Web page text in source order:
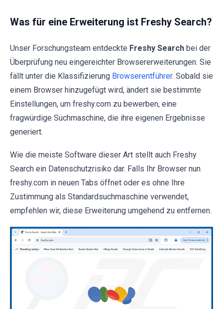
Was für eine Erweiterung ist Freshy Search?
Unser Forschungsteam entdeckte Freshy Search bei der
Überprüfung neu eingereichter Browsererweiterungen. Sie
fällt unter die Klassifizierung Browserentführer. Sobald sie
einem Browser hinzugefügt wird, ändert sie bestimmte
Einstellungen, um freshy.com zu bewerben, eine
fragwürdige Suchmaschine, die ihre eigenen Ergebnisse
generiert.
Wie die meiste Software dieser Art stellt auch Freshy
Search ein Datenschutzrisiko dar. Falls Ihr Browser nun
freshy.com in neuen Tabs öffnet oder es ohne Ihre
Zustimmung als Standardsuchmaschine verwendet,
empfehlen wir, diese Erweiterung umgehend zu entfernen.